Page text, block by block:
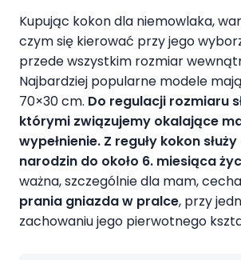
Kupując kokon dla niemowlaka,
czym się kierować przy jego
przede wszystkim rozmiar
Najbardziej popularne modele
70×30 cm. Do regulacji rozmiaru
którymi związujemy okalające
wypełnienie. Z reguły kokon
narodzin do około 6. miesiąca
ważna, szczególnie dla mam,
prania gniazda w pralce, przy
zachowaniu jego pierwotnego